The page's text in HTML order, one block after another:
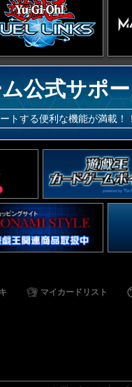
公式サポ
トする便利な機能が満載！
マイカードリスト